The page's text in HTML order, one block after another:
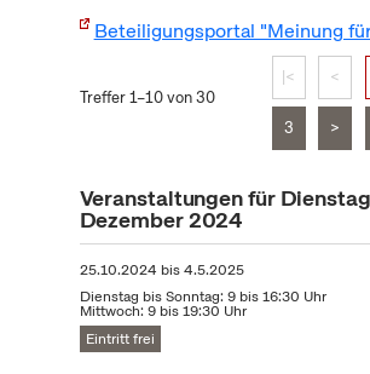
Beteiligungsportal "Meinung
Treffer 1–10 von 30
|< <
3 >
Veranstaltungen für
Dezember 2024
25.10.2024 bis4.5.2025
Dienstag bis Sonntag: 9 bis 16:30 Uhr
Mittwoch: 9 bis 19:30 Uhr
Eintritt frei